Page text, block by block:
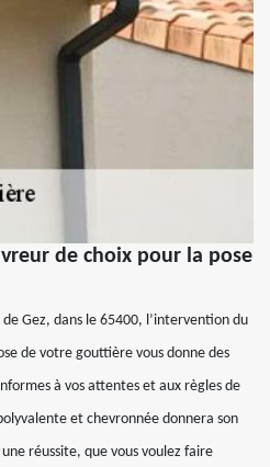
de choix pour la pose
Gez, dans le 65400, l’intervention du
de votre gouttière vous donne des
à vos attentes et aux règles de
et chevronnée donnera son
réussite, que vous voulez faire